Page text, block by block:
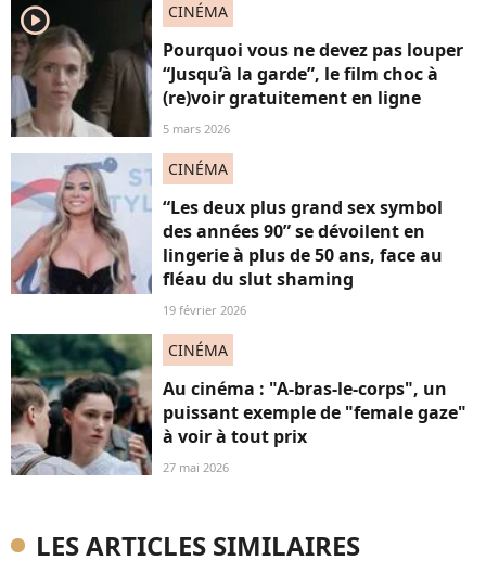
player2 CINÉMA
Pourquoi vous ne devez pas louper
“Jusqu’à la garde”, le film choc à
(re)voir gratuitement en ligne
5 mars 2026
CINÉMA
“Les deux plus grand sex symbol
des années 90” se dévoilent en
lingerie à plus de 50 ans, face au
fléau du slut shaming
19 février 2026
CINÉMA
Au cinéma : "A-bras-le-corps", un
puissant exemple de "female gaze"
à voir à tout prix
27 mai 2026
LES ARTICLES SIMILAIRES